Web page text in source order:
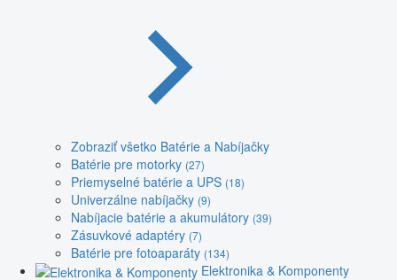
Zobraziť všetko Batérie a Nabíjačky
Batérie pre motorky (27)
Priemyselné batérie a UPS (18)
Univerzálne nabíjačky (9)
Nabíjacie batérie a akumulátory (39)
Zásuvkové adaptéry (7)
Batérie pre fotoaparáty (134)
Elektronika & Komponenty